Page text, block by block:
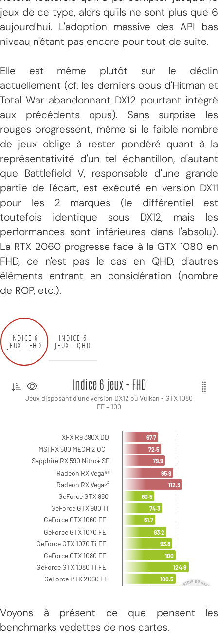
jeux de ce type, alors qu'ils ne sont plus que 6
aujourd'hui. L'adoption massive des API bas
niveau n'étant pas encore pour tout de suite.
Elle est même plutôt sur le déclin
actuellement (cf. les derniers opus d'Hitman et
Total War abandonnant DX12 pourtant intégré
aux précédents opus). Sans surprise les
rouges progressent, même si le faible nombre
de jeux oblige à rester pondéré quant à la
représentativité d'un tel échantillon, d'autant
que Battlefield V, responsable d'une grande
partie de l'écart, est exécuté en version DX11
pour les 2 marques (le différentiel est
toutefois identique sous DX12, mais les
performances sont inférieures dans l'absolu).
La RTX 2060 progresse face à la GTX 1080 en
FHD, ce n'est pas le cas en QHD, d'autres
éléments entrant en considération (nombre
de ROP, etc.).
Voyons à présent ce que pensent les
benchmarks vedettes de nos cartes.